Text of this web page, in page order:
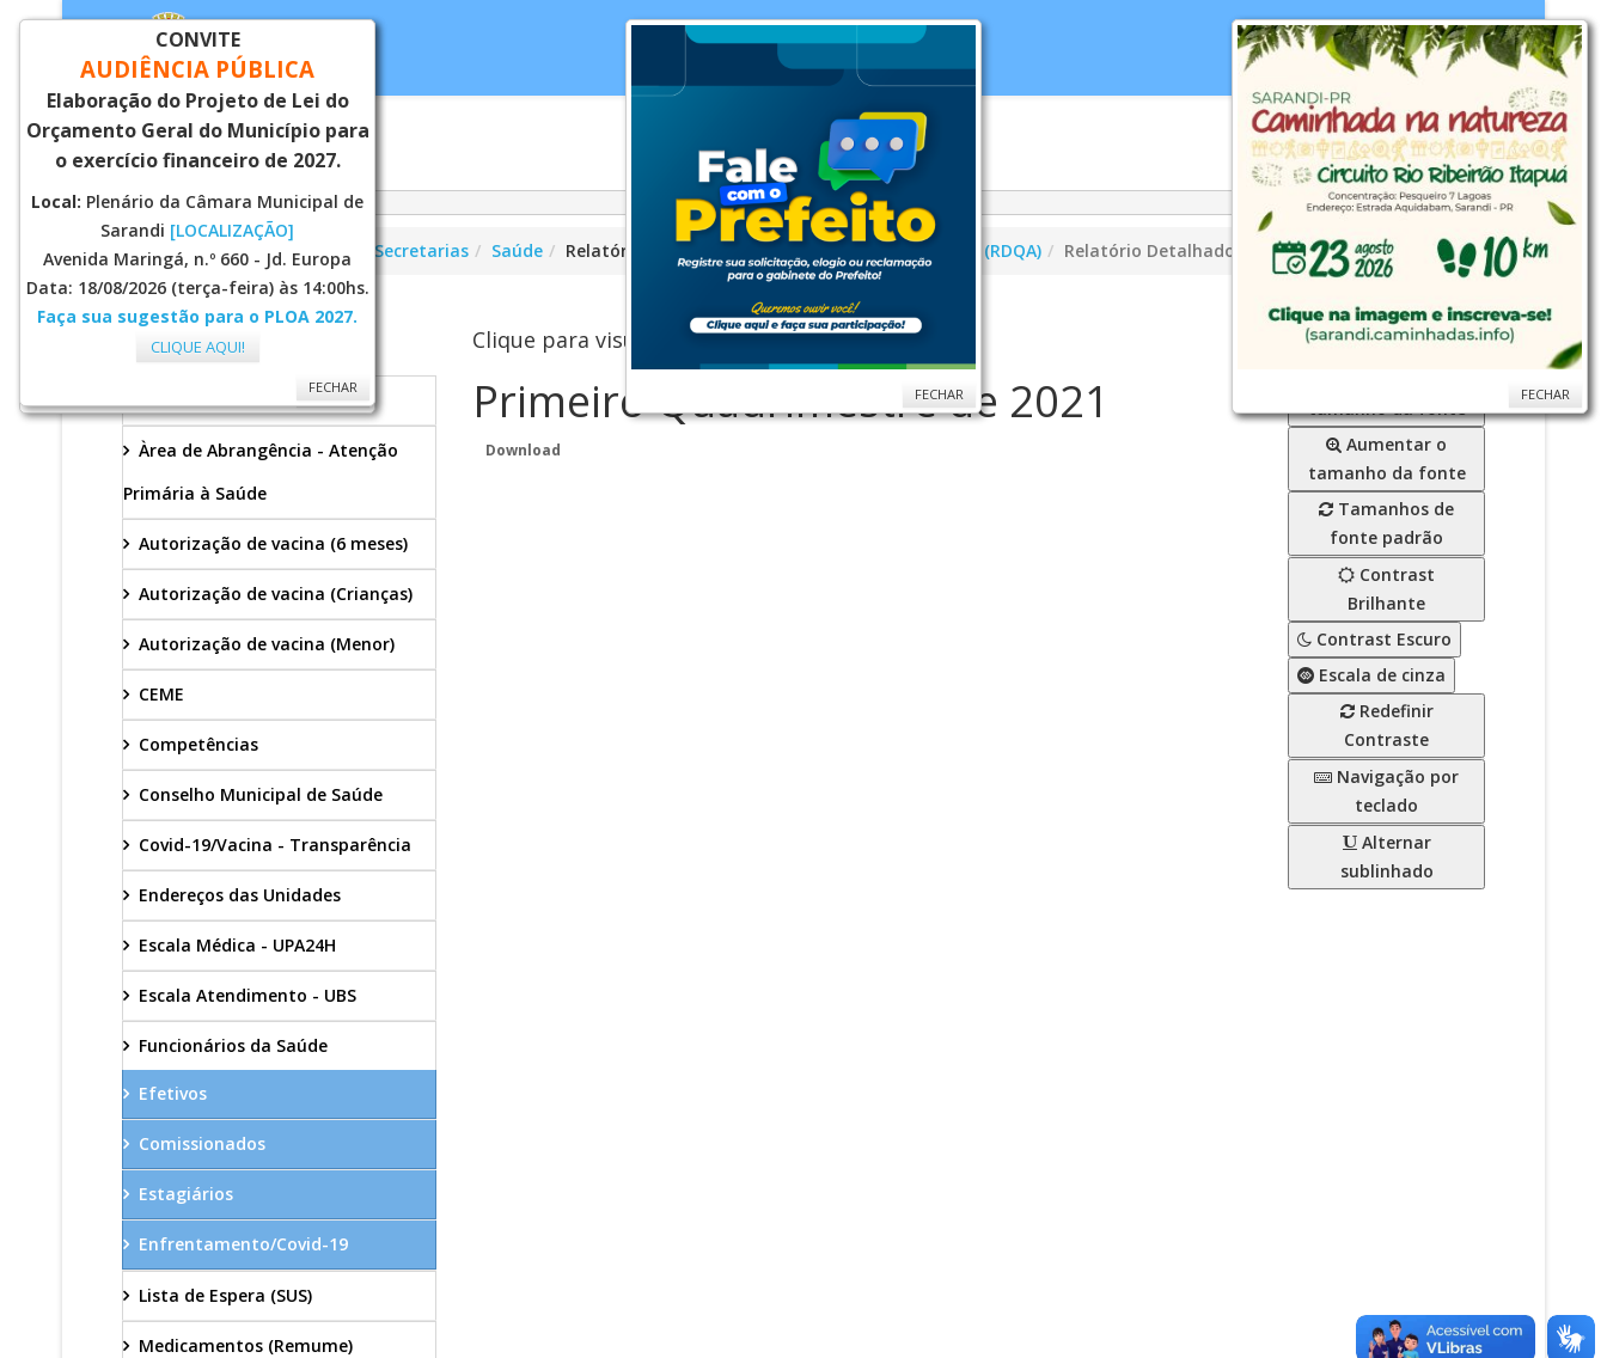
Secretarias Cidade WebMail ... Ajuda
Você está aqui: Página Principal Secretarias Saúde Relatório Anual de Gestão Relatório Detalhado (RDQA) Relatório Detalhado do Quadrimestre Anterior
SAÚDE
Secretaria
Àrea de Abrangência - Atenção
Primária à Saúde
Autorização de vacina (6 meses)
Autorização de vacina (Crianças)
Autorização de vacina (Menor)
CEME
Competências
Conselho Municipal de Saúde
Covid-19/Vacina - Transparência
Endereços das Unidades
Escala Médica - UPA24H
Escala Atendimento - UBS
Funcionários da Saúde
Efetivos
Comissionados
Estagiários
Enfrentamento/Covid-19
Lista de Espera (SUS)
Medicamentos (Remume)
Clique para visualizar...
Primeiro Quadrimestre de 2021
Download
tamanho da fonte
Aumentar o
tamanho da fonte
Tamanhos de
fonte padrão
Contrast
Brilhante
Contrast Escuro
Escala de cinza
Redefinir
Contraste
Navigação por
teclado
Alternar
sublinhado
FECHAR
CONVITE
AUDIÊNCIA PÚBLICA
Elaboração do Projeto de Lei do
Orçamento Geral do Município para
o exercício financeiro de 2027.
Local: Plenário da Câmara Municipal de
Sarandi [LOCALIZAÇÃO]
Avenida Maringá, n.º 660 - Jd. Europa
Data: 18/08/2026 (terça-feira) às 14:00hs.
Faça sua sugestão para o PLOA 2027.
CLIQUE AQUI!
FECHAR FECHAR
FECHAR
FECHAR